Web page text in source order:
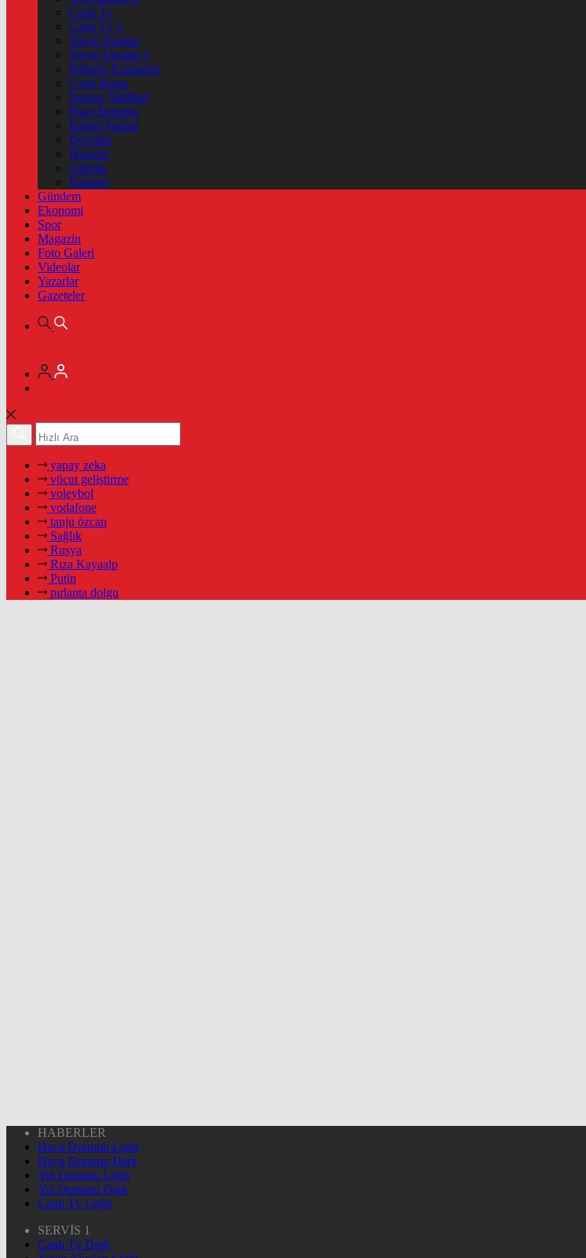
Canlı Tv
Canlı Tv 2
Yayın Akışları
Yayın Akışları 2
Nöbetçi Eczaneler
Canlı Borsa
Namaz Vakitleri
Puan Durumu
Kripto Paralar
Dövizler
Hisseler
Altınlar
Pariteler
Gündem
Ekonomi
Spor
Magazin
Foto Galeri
Videolar
Yazarlar
Gazeteler
yapay zeka
vücut geliştirme
voleybol
vodafone
tanju özcan
Sağlık
Rusya
Rıza Kayaalp
Putin
pırlanta dolgu
HABERLER
Hava Durumu Light
Hava Durumu Dark
Yol Durumu Light
Yol Durumu Dark
Canlı Tv Light
SERVİS 1
Canlı Tv Dark